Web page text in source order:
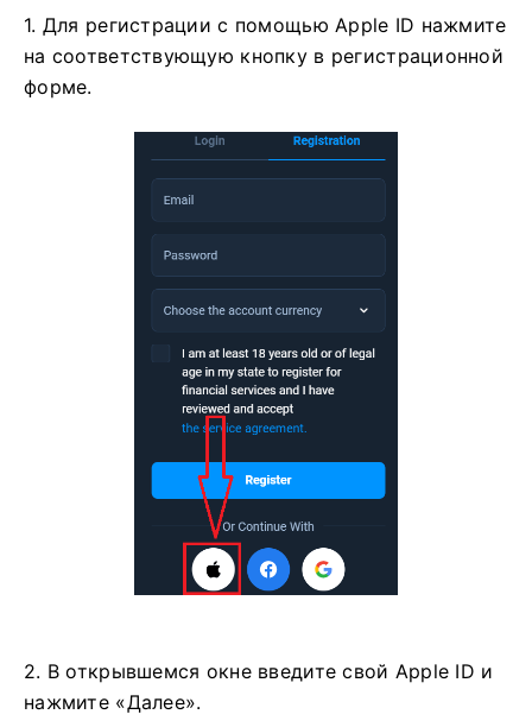
1. Для регистрации с помощью Apple ID нажмите
на соответствующую кнопку в регистрационной
форме.
2. В открывшемся окне введите свой Apple ID и
нажмите «Далее».